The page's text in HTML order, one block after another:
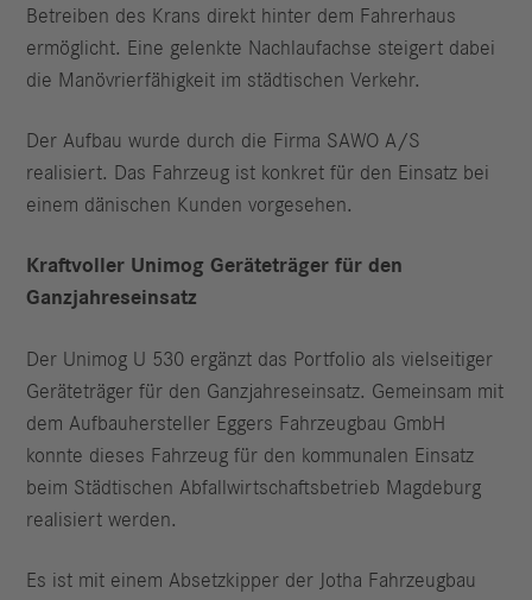
Betreiben des Krans direkt hinter dem Fahrerhaus
ermöglicht. Eine gelenkte Nachlaufachse steigert dabei
die Manövrierfähigkeit im städtischen Verkehr.
Der Aufbau wurde durch die Firma SAWO A/S
realisiert. Das Fahrzeug ist konkret für den Einsatz bei
einem dänischen Kunden vorgesehen.
Kraftvoller Unimog Geräteträger für den
Ganzjahreseinsatz
Der Unimog U 530 ergänzt das Portfolio als vielseitiger
Geräteträger für den Ganzjahreseinsatz. Gemeinsam mit
dem Aufbauhersteller Eggers Fahrzeugbau GmbH
konnte dieses Fahrzeug für den kommunalen Einsatz
beim Städtischen Abfallwirtschaftsbetrieb Magdeburg
realisiert werden.
Es ist mit einem Absetzkipper der Jotha Fahrzeugbau